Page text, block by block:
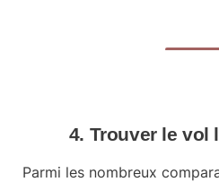
4. Trouver le vol
Parmi les nombreux